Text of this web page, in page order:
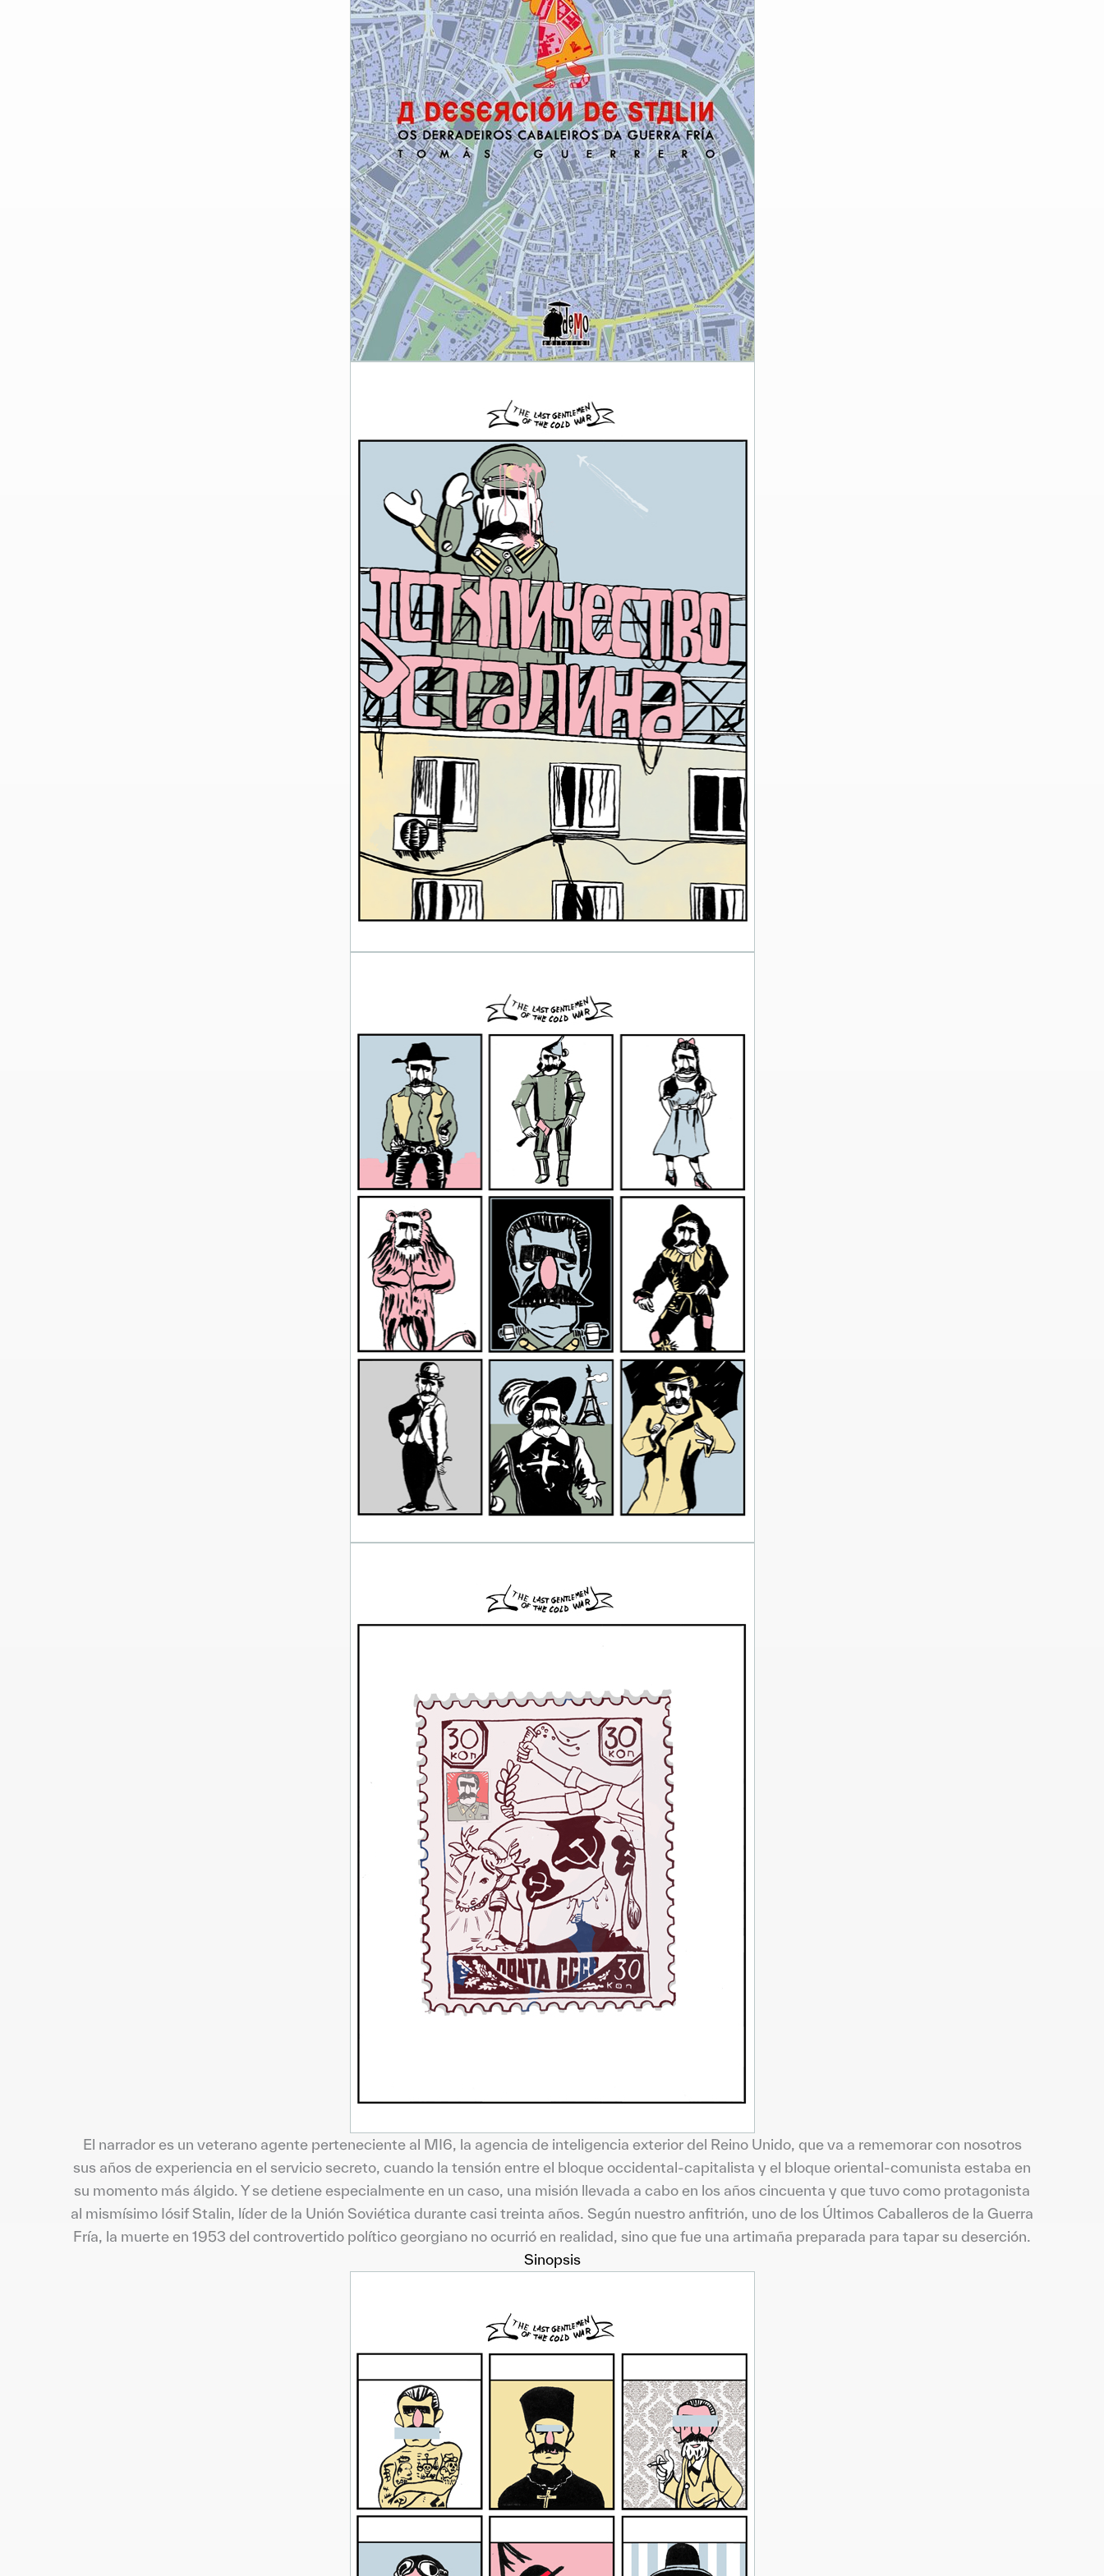
El narrador es un veterano agente perteneciente al MI6, la agencia de inteligencia exterior del Reino Unido, que va a rememorar con nosotros
sus años de experiencia en el servicio secreto, cuando la tensión entre el bloque occidental-capitalista y el bloque oriental-comunista estaba en
su momento más álgido. Y se detiene especialmente en un caso, una misión llevada a cabo en los años cincuenta y que tuvo como protagonista
al mismísimo Iósif Stalin, líder de la Unión Soviética durante casi treinta años. Según nuestro anfitrión, uno de los Últimos Caballeros de la Guerra
Fría, la muerte en 1953 del controvertido político georgiano no ocurrió en realidad, sino que fue una artimaña preparada para tapar su deserción.
Sinopsis